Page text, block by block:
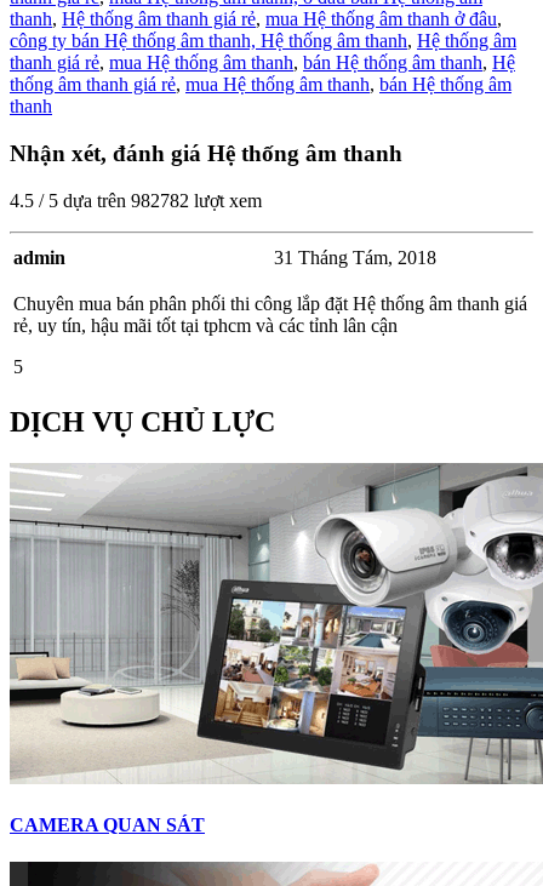
thanh, Hệ thống âm thanh giá rẻ, mua Hệ thống âm thanh ở đâu,
công ty bán Hệ thống âm thanh, Hệ thống âm thanh, Hệ thống âm
thanh giá rẻ, mua Hệ thống âm thanh, bán Hệ thống âm thanh, Hệ
thống âm thanh giá rẻ, mua Hệ thống âm thanh, bán Hệ thống âm
thanh
Nhận xét, đánh giá Hệ thống âm thanh
4.5 / 5 dựa trên 982782 lượt xem
admin 31 Tháng Tám, 2018
Chuyên mua bán phân phối thi công lắp đặt Hệ thống âm thanh giá
rẻ, uy tín, hậu mãi tốt tại tphcm và các tỉnh lân cận
5
DỊCH VỤ CHỦ LỰC
CAMERA QUAN SÁT